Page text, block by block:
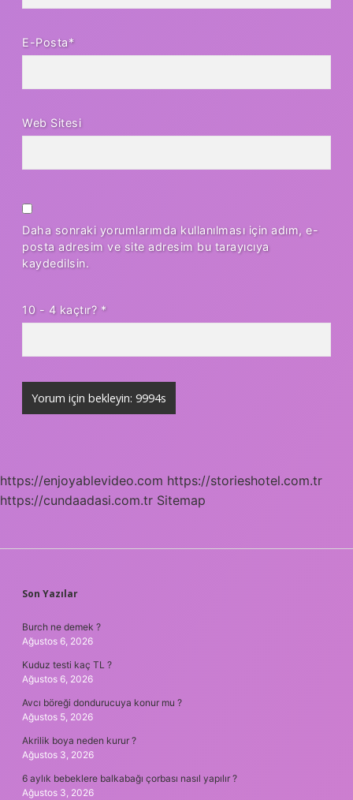
E-Posta*
Web Sitesi
Daha sonraki yorumlarımda kullanılması için adım, e-
posta adresim ve site adresim bu tarayıcıya
kaydedilsin.
10 - 4 kaçtır? *
https://enjoyablevideo.com https://storieshotel.com.tr
https://cundaadasi.com.tr Sitemap
SIDEBAR
Son Yazılar
Burch ne demek ?
Ağustos 6, 2026
Kuduz testi kaç TL ?
Ağustos 6, 2026
Avcı böreği dondurucuya konur mu ?
Ağustos 5, 2026
Akrilik boya neden kurur ?
Ağustos 3, 2026
6 aylık bebeklere balkabağı çorbası nasıl yapılır ?
Ağustos 3, 2026